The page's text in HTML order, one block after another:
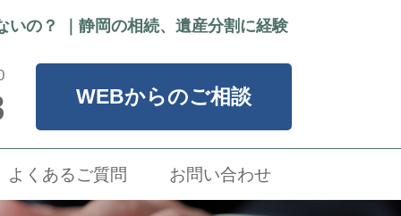
いの？ ｜静岡の相続、遺産分割に経験
WEBからのご相談
よくあるご質問 お問い合わせ